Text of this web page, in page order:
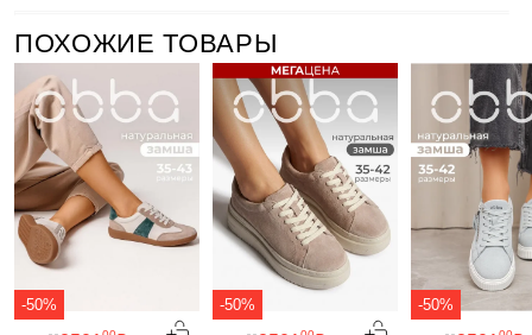
ПОХОЖИЕ ТОВАРЫ
-50% -50% -50%